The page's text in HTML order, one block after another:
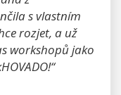
s vlastním
rozjet, a už
workshopů jako